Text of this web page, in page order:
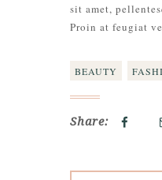
sit amet,
Proin at feugiat
BEAUTY
Share: